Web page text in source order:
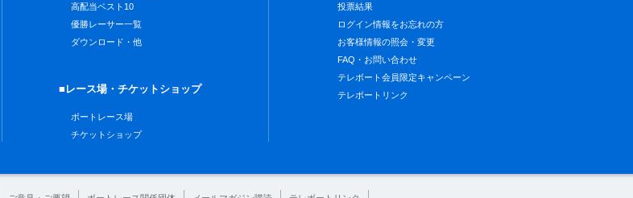
高配当ベスト10
優勝レーサー一覧
ダウンロード・他
■レース場・チケットショップ
ボートレース場
チケットショップ
投票結果
ログイン情報をお忘れの方
お客様情報の照会・変更
FAQ・お問い合わせ
テレボート会員限定キャンペーン
テレボートリンク